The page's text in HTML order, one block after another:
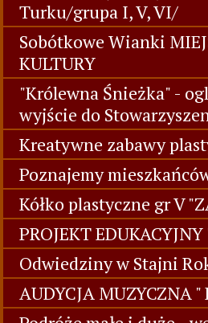
Turku/grupa I, V, VI/
Sobótkowe Wianki
KULTURY
"Królewna Śnieżka" -
wyjście do
Kreatywne zabawy
Poznajemy
Kółko plastyczne gr V
PROJEKT
Odwiedziny w Stajni
AUDYCJA MUZYCZNA